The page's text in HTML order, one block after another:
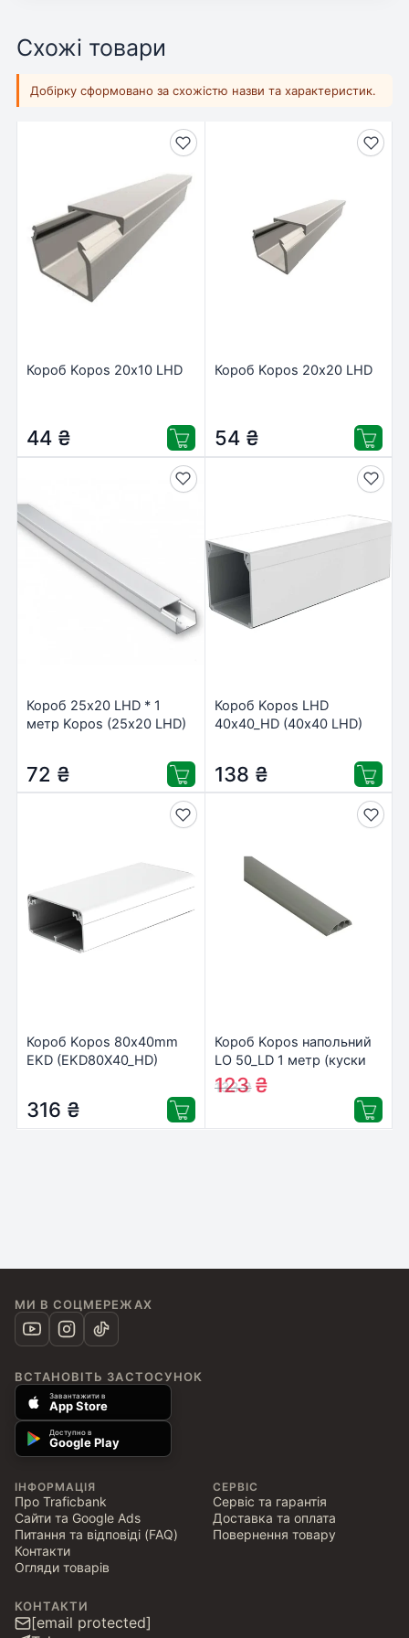
Схожі товари
Добірку сформовано за схожістю назви та характеристик.
Короб Kopos 20х10 LHD
44 ₴
Короб Kopos 20х20 LHD
54 ₴
Короб 25х20 LHD * 1
метр Kopos (25х20 LHD)
72 ₴
Короб Kopos LHD
40х40_HD (40х40 LHD)
138 ₴
Короб Kopos 80х40mm
EKD (EKD80X40_HD)
316 ₴
Короб Kopos напольний
LO 50_LD 1 метр (куски
по 2 метри) (LO 50 LD)
133₴
123₴
МИ В СОЦМЕРЕЖАХ
ВСТАНОВІТЬ ЗАСТОСУНОК
Завантажити в
App Store
Доступно в
Google Play
ІНФОРМАЦІЯ
Про Traficbank
Сайти та Google Ads
Питання та відповіді (FAQ)
Контакти
Огляди товарів
СЕРВІС
Сервіс та гарантія
Доставка та оплата
Повернення товару
КОНТАКТИ
[email protected]